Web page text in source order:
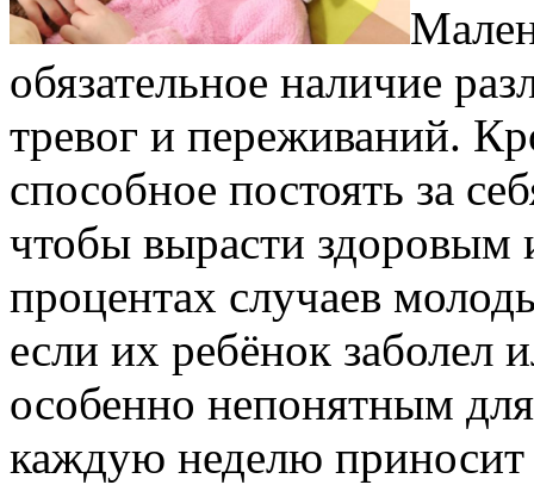
обязательное наличие
тревог и переживаний.
способное постоять за
чтобы вырасти здоровым
процентах случаев
если их ребёнок заболел
особенно непонятным
каждую неделю приносит